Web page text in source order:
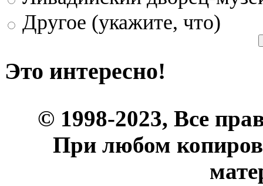
Другое (укажите, что)
Это интересно!
© 1998-2023, Все
При любом